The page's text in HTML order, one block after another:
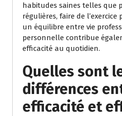
habitudes saines telles que
régulières, faire de
un équilibre entre vie
personnelle contribue
efficacité au quotidien.
Quelles sont
différences
efficacité et